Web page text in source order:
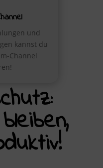
und
kannst du
Channel